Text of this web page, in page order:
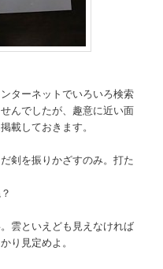
ターネットでいろいろ検索
んでしたが、趣意に近い面
載しておきます。
剣を振りかざすのみ。打た
雲といえども見えなければ
り見定めよ。